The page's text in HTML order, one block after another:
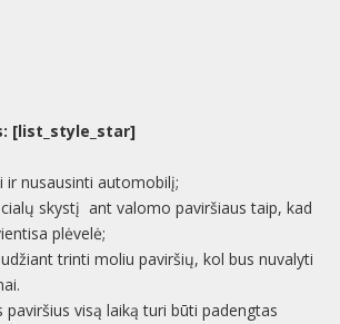
[list_style_star]
ir nusausinti automobilį;
skystį ant valomo paviršiaus taip, kad
plėvelė;
trinti moliu paviršių, kol bus nuvalyti
visą laiką turi būti padengtas